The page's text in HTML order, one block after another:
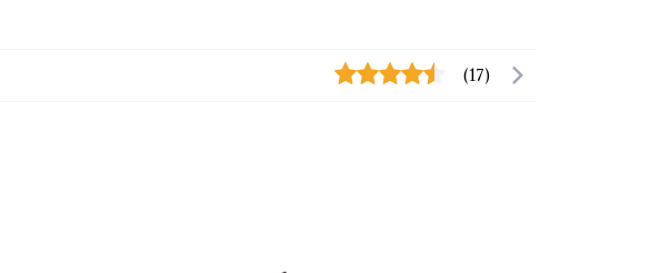
(17)